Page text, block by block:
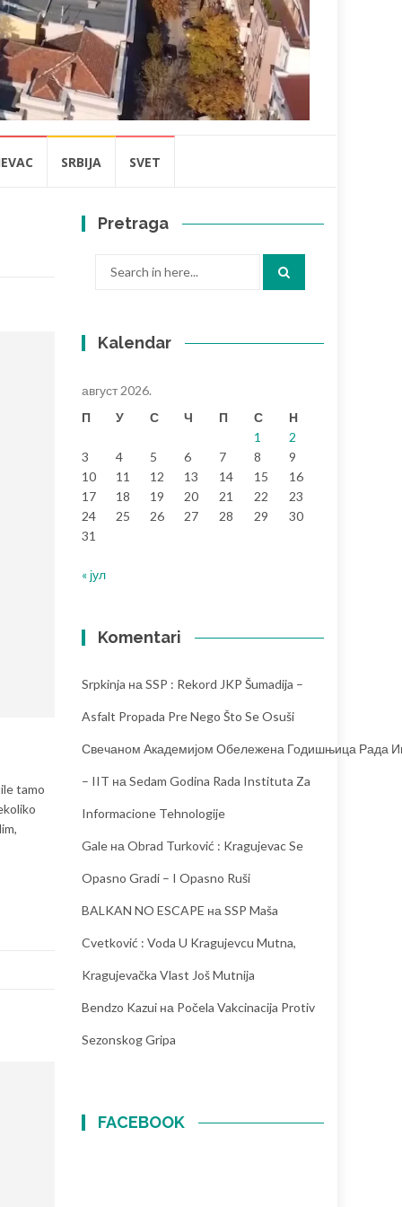
SRBIJA SVET
tamo
Pretraga
Kalendar
август 2026.
П
У С Ч П С
Н
1
2
3
4 5 6 7 8
9
10
11 12 13 14 15
16
17
18 19 20 21 22
23
24
25 26 27 28 29
30
31
« јул
Komentari
Srpkinja на SSP : Rekord JKP Šumadija –
Asfalt Propada Pre Nego Što Se Osuši
Свечаном Академијом Обележена Годишњица Рада
– IIT на Sedam Godina Rada Instituta Za
Informacione Tehnologije
Gale на Obrad Turković : Kragujevac Se
Opasno Gradi – I Opasno Ruši
BALKAN NO ESCAPE на SSP Maša
Cvetković : Voda U Kragujevcu Mutna,
Kragujevačka Vlast Još Mutnija
Bendzo Kazui на Počela Vakcinacija Protiv
Sezonskog Gripa
FACEBOOK